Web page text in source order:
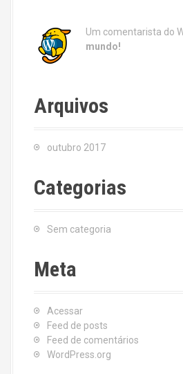
Um comentarista do
mundo!
Arquivos
outubro 2017
Categorias
Sem categoria
Meta
Acessar
Feed de posts
Feed de comentários
WordPress.org